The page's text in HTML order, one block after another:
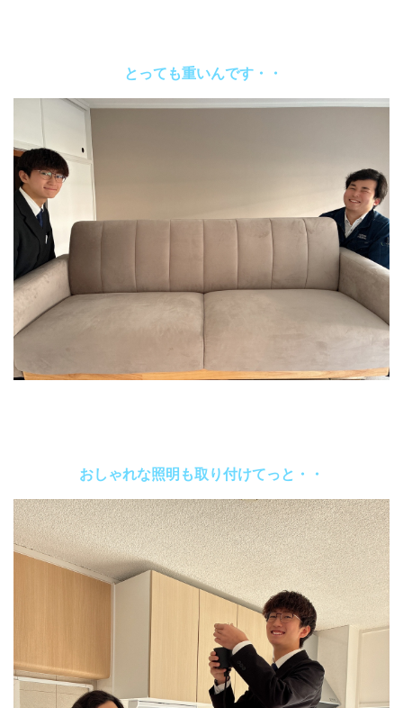
とっても重いんです・・
おしゃれな照明も取り付けてっと・・